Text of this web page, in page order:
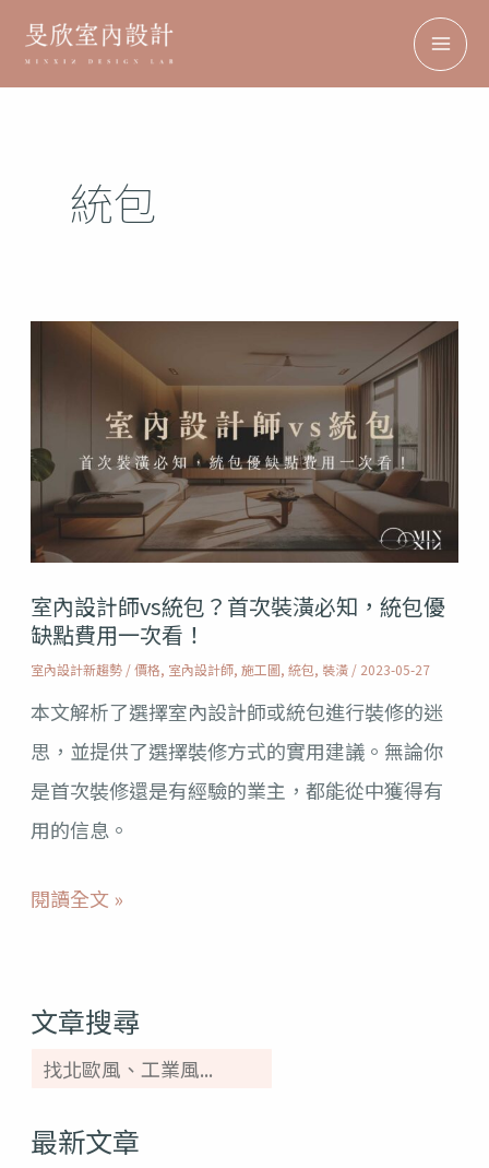
主
統包
室內設計師vs統包？首次裝潢必知，統包優
缺點費用一次看！
室內設計新趨勢/價格, 室內設計師, 施工圖, 統包, 裝潢/ 2023-05-27
本文解析了選擇室內設計師或統包進行裝修的迷
思，並提供了選擇裝修方式的實用建議。無論你
是首次裝修還是有經驗的業主，都能從中獲得有
用的信息。
計
師
包？
首
統
缺
費
用
閱讀全文 »
文章搜尋
搜
尋
最新文章